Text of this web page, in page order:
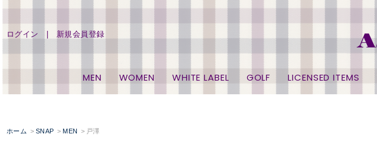
ログイン 新規会員登録
MEN WOMEN WHITE LABEL GOLF LICENSED ITEMS
ホーム SNAP MEN 戸澤